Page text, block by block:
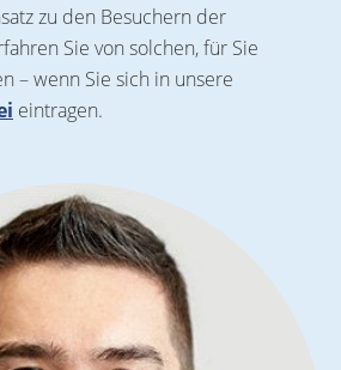
zu den Besuchern der
Sie von solchen, für Sie
– wenn Sie sich in unsere
eintragen.